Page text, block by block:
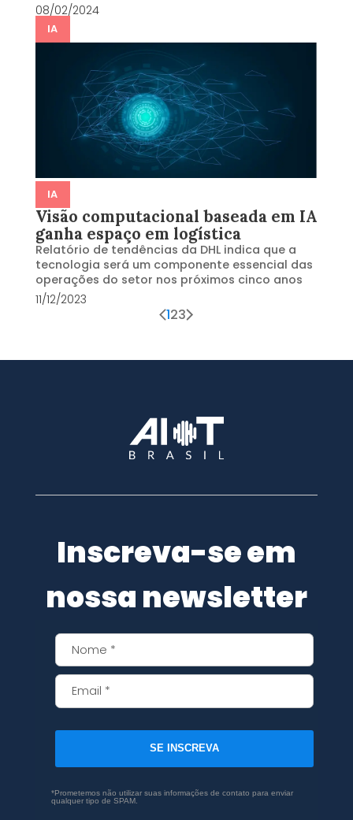
08/02/2024
IA
IA
Visão computacional baseada em IA
ganha espaço em logística
Relatório de tendências da DHL indica que a
tecnologia será um componente essencial das
operações do setor nos próximos cinco anos
11/12/2023
123
Inscreva-se em
nossa newsletter
SE INSCREVA
*Prometemos não utilizar suas informações de contato para enviar
qualquer tipo de SPAM.